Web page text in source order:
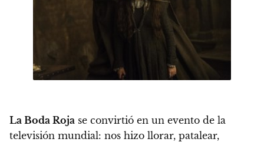
La Boda Roja se convirtió en un evento de la
televisión mundial: nos hizo llorar, patalear,